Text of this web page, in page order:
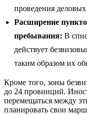
проведения
Расширение
пребывания: В
действует
таким образом их
Кроме того, зоны
до 24 провинций.
перемещаться между
планировать свои